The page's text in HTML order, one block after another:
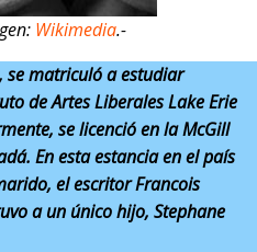
Wikimedia.-
matriculó a estudiar
de Artes Liberales Lake Erie
se licenció en la McGill
En esta estancia en el país
el escritor Francois
a un único hijo, Stephane